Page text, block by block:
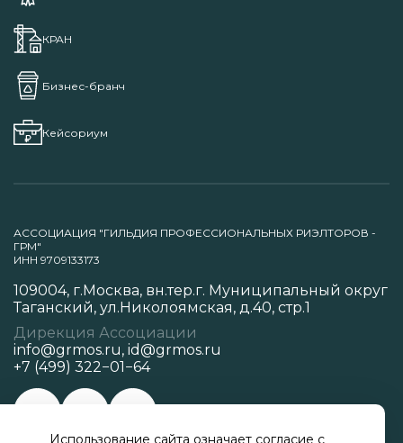
Использование сайта означает согласие с
КРАН
Бизнес-бранч
Кейсориум
АССОЦИАЦИЯ "ГИЛЬДИЯ ПРОФЕССИОНАЛЬНЫХ РИЭЛТОРОВ -
ГРМ"
ИНН 9709133173
109004, г.Москва, вн.тер.г. Муниципальный округ
Таганский, ул.Николоямская, д.40, стр.1
Дирекция Ассоциации
info@grmos.ru, id@grmos.ru
+7 (499) 322−01−64